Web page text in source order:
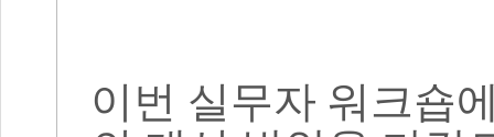
이번 실무자 워크숍